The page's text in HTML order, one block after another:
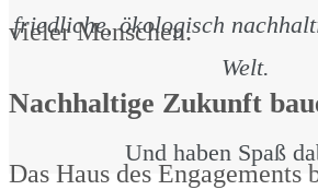
vieler Menschen.
Nachhaltige Zukunft
Das Haus des Engagements
friedliche, ökologisch
Welt.
Und haben Spaß